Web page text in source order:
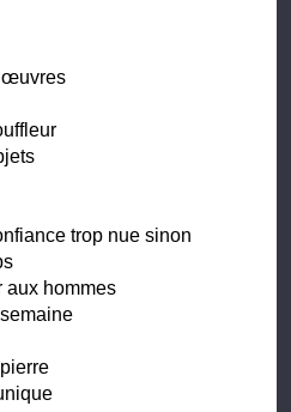
œuvres
trop nue sinon
aux hommes